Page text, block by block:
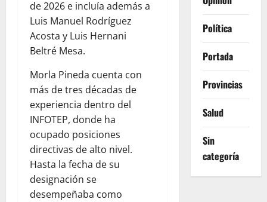
de 2026 e incluía además a
Luis Manuel Rodríguez
Acosta y Luis Hernani
Beltré Mesa.
Morla Pineda cuenta con
más de tres décadas de
experiencia dentro del
INFOTEP, donde ha
ocupado posiciones
directivas de alto nivel.
Hasta la fecha de su
designación se
desempeñaba como
Política
Portada
Provincias
Salud
Sin
categoría